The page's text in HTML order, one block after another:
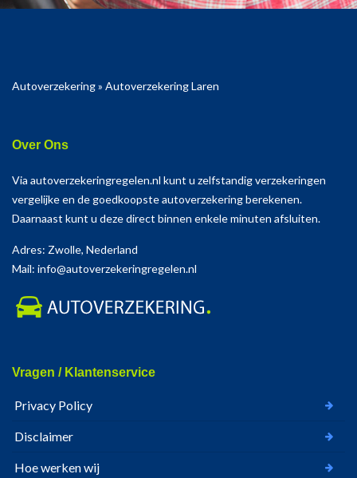
Autoverzekering» Autoverzekering Laren
Over Ons
Via autoverzekeringregelen.nl kunt u zelfstandig verzekeringen
vergelijke en de goedkoopste autoverzekering berekenen.
Daarnaast kunt u deze direct binnen enkele minuten afsluiten.
Adres: Zwolle, Nederland
Mail: info@autoverzekeringregelen.nl
Vragen / Klantenservice
Privacy Policy
Disclaimer
Hoe werken wij